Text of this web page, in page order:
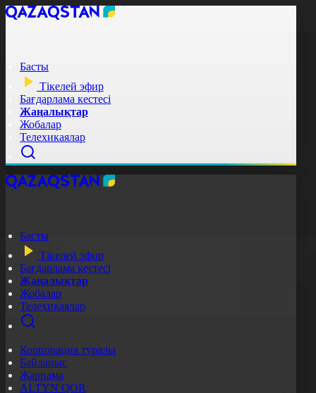
Басты
Тікелей эфир
Бағдарлама кестесі
Жаңалықтар
Жобалар
Телехикаялар
Басты
Тікелей эфир
Бағдарлама кестесі
Жаңалықтар
Жобалар
Телехикаялар
Корпорация туралы
Байланыс
Жарнама
ALTYN QOR